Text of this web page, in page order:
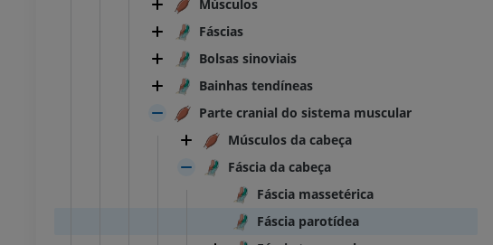
Músculos
Fáscias
Bolsas sinoviais
Bainhas tendíneas
Parte cranial do sistema muscular
Músculos da cabeça
Fáscia da cabeça
Fáscia massetérica
Fáscia parotídea